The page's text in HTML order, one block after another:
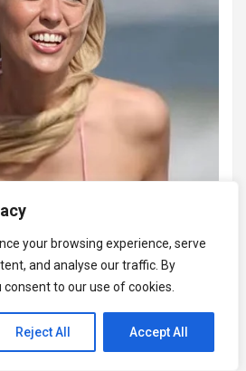
your browsing experience, serve
and analyse our traffic. By
to our use of cookies.
Reject All Accept All